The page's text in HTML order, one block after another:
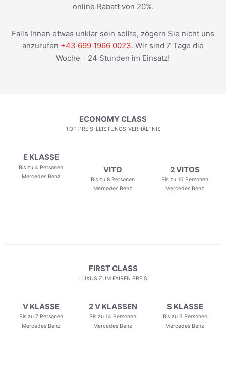
online Rabatt von 20%.
Falls Ihnen etwas unklar sein sollte, zögern Sie nicht uns
anzurufen +43 699 1966 0023. Wir sind 7 Tage die
Woche - 24 Stunden im Einsatz!
ECONOMY CLASS
TOP PREIS-LEISTUNGS-VERHÄLTNIS
E KLASSE
Bis zu 4 Personen
Mercedes Benz
VITO
Bis zu 8 Personen
Mercedes Benz
2 VITOS
Bis zu 16 Personen
Mercedes Benz
FIRST CLASS
LUXUS ZUM FAIREN PREIS
V KLASSE
Bis zu 7 Personen
Mercedes Benz
2 V KLASSEN
Bis zu 14 Personen
Mercedes Benz
S KLASSE
Bis zu 3 Personen
Mercedes Benz